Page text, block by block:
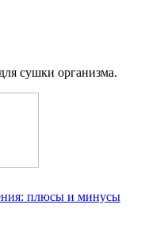
сушки организма.
плюсы и минусы